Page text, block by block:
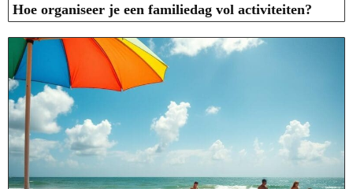
Hoe organiseer je een familiedag vol activiteiten?